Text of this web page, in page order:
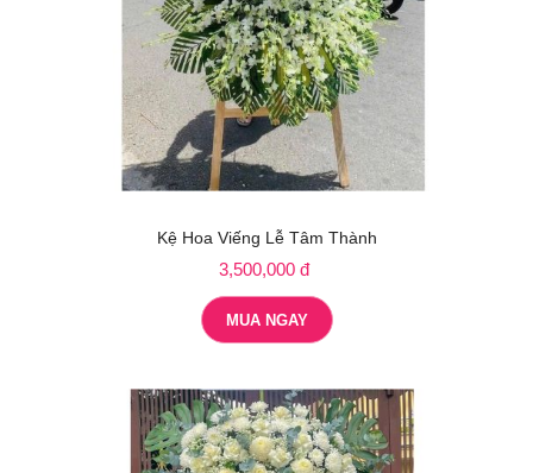
Kệ Hoa Viếng Lễ Tâm Thành
3,500,000 đ
MUA NGAY